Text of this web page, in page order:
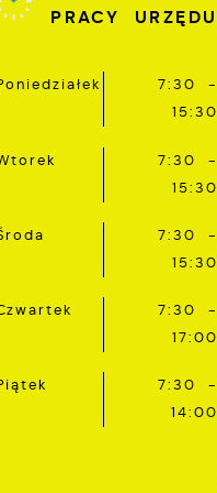
PRACY URZĘDU
7:30 -
15:30
7:30 -
15:30
7:30 -
15:30
7:30 -
17:00
7:30 -
14:00
witryny
pojawić się na
będących naszymi
Firmy te działają
nasze treści w
mediów